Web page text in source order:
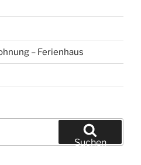
– Ferienhaus
Suchen